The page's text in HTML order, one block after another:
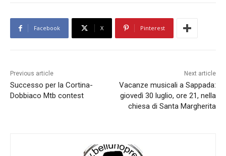
Facebook X Pinterest
Previous article
Successo per la Cortina-
Dobbiaco Mtb contest
Next article
Vacanze musicali a Sappada:
giovedì 30 luglio, ore 21, nella
chiesa di Santa Margherita